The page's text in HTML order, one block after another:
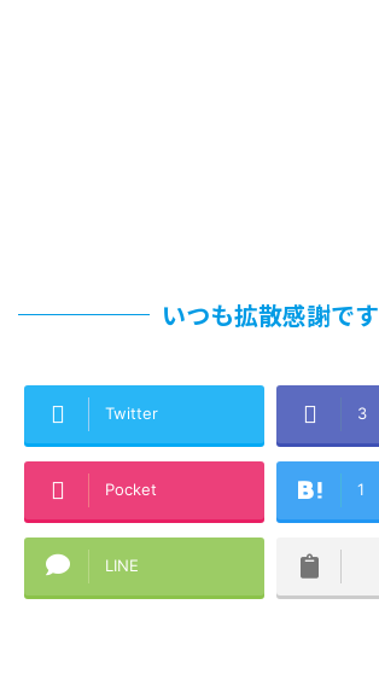
いつも拡散感謝です
Twitter 3
Pocket 1
LINE